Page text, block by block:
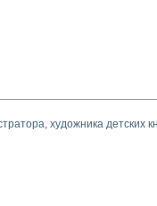
художника детских